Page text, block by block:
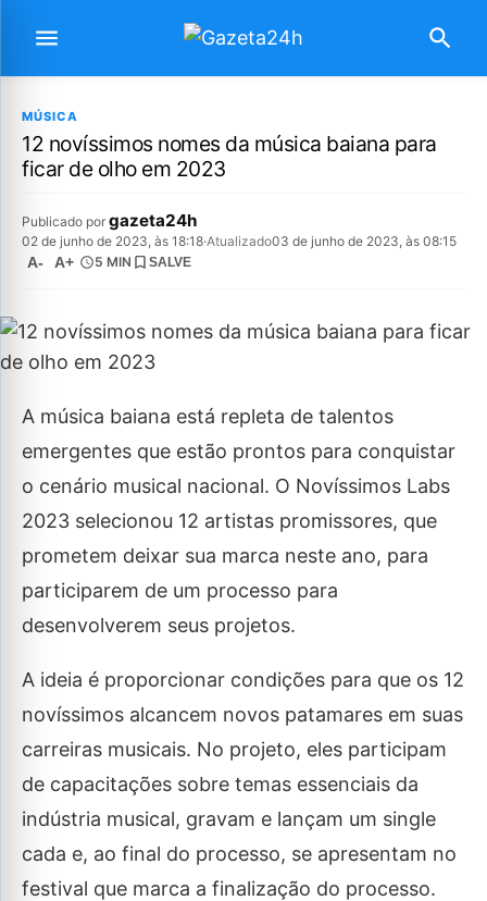
MÚSICA
12 novíssimos nomes da música baiana para
ficar de olho em 2023
Publicado por gazeta24h
02 de junho de 2023, às 18:18·Atualizado03 de junho de 2023, às 08:15
A- A+ 5 MIN SALVE
A música baiana está repleta de talentos
emergentes que estão prontos para conquistar
o cenário musical nacional. O Novíssimos Labs
2023 selecionou 12 artistas promissores, que
prometem deixar sua marca neste ano, para
participarem de um processo para
desenvolverem seus projetos.
A ideia é proporcionar condições para que os 12
novíssimos alcancem novos patamares em suas
carreiras musicais. No projeto, eles participam
de capacitações sobre temas essenciais da
indústria musical, gravam e lançam um single
cada e, ao final do processo, se apresentam no
festival que marca a finalização do processo.